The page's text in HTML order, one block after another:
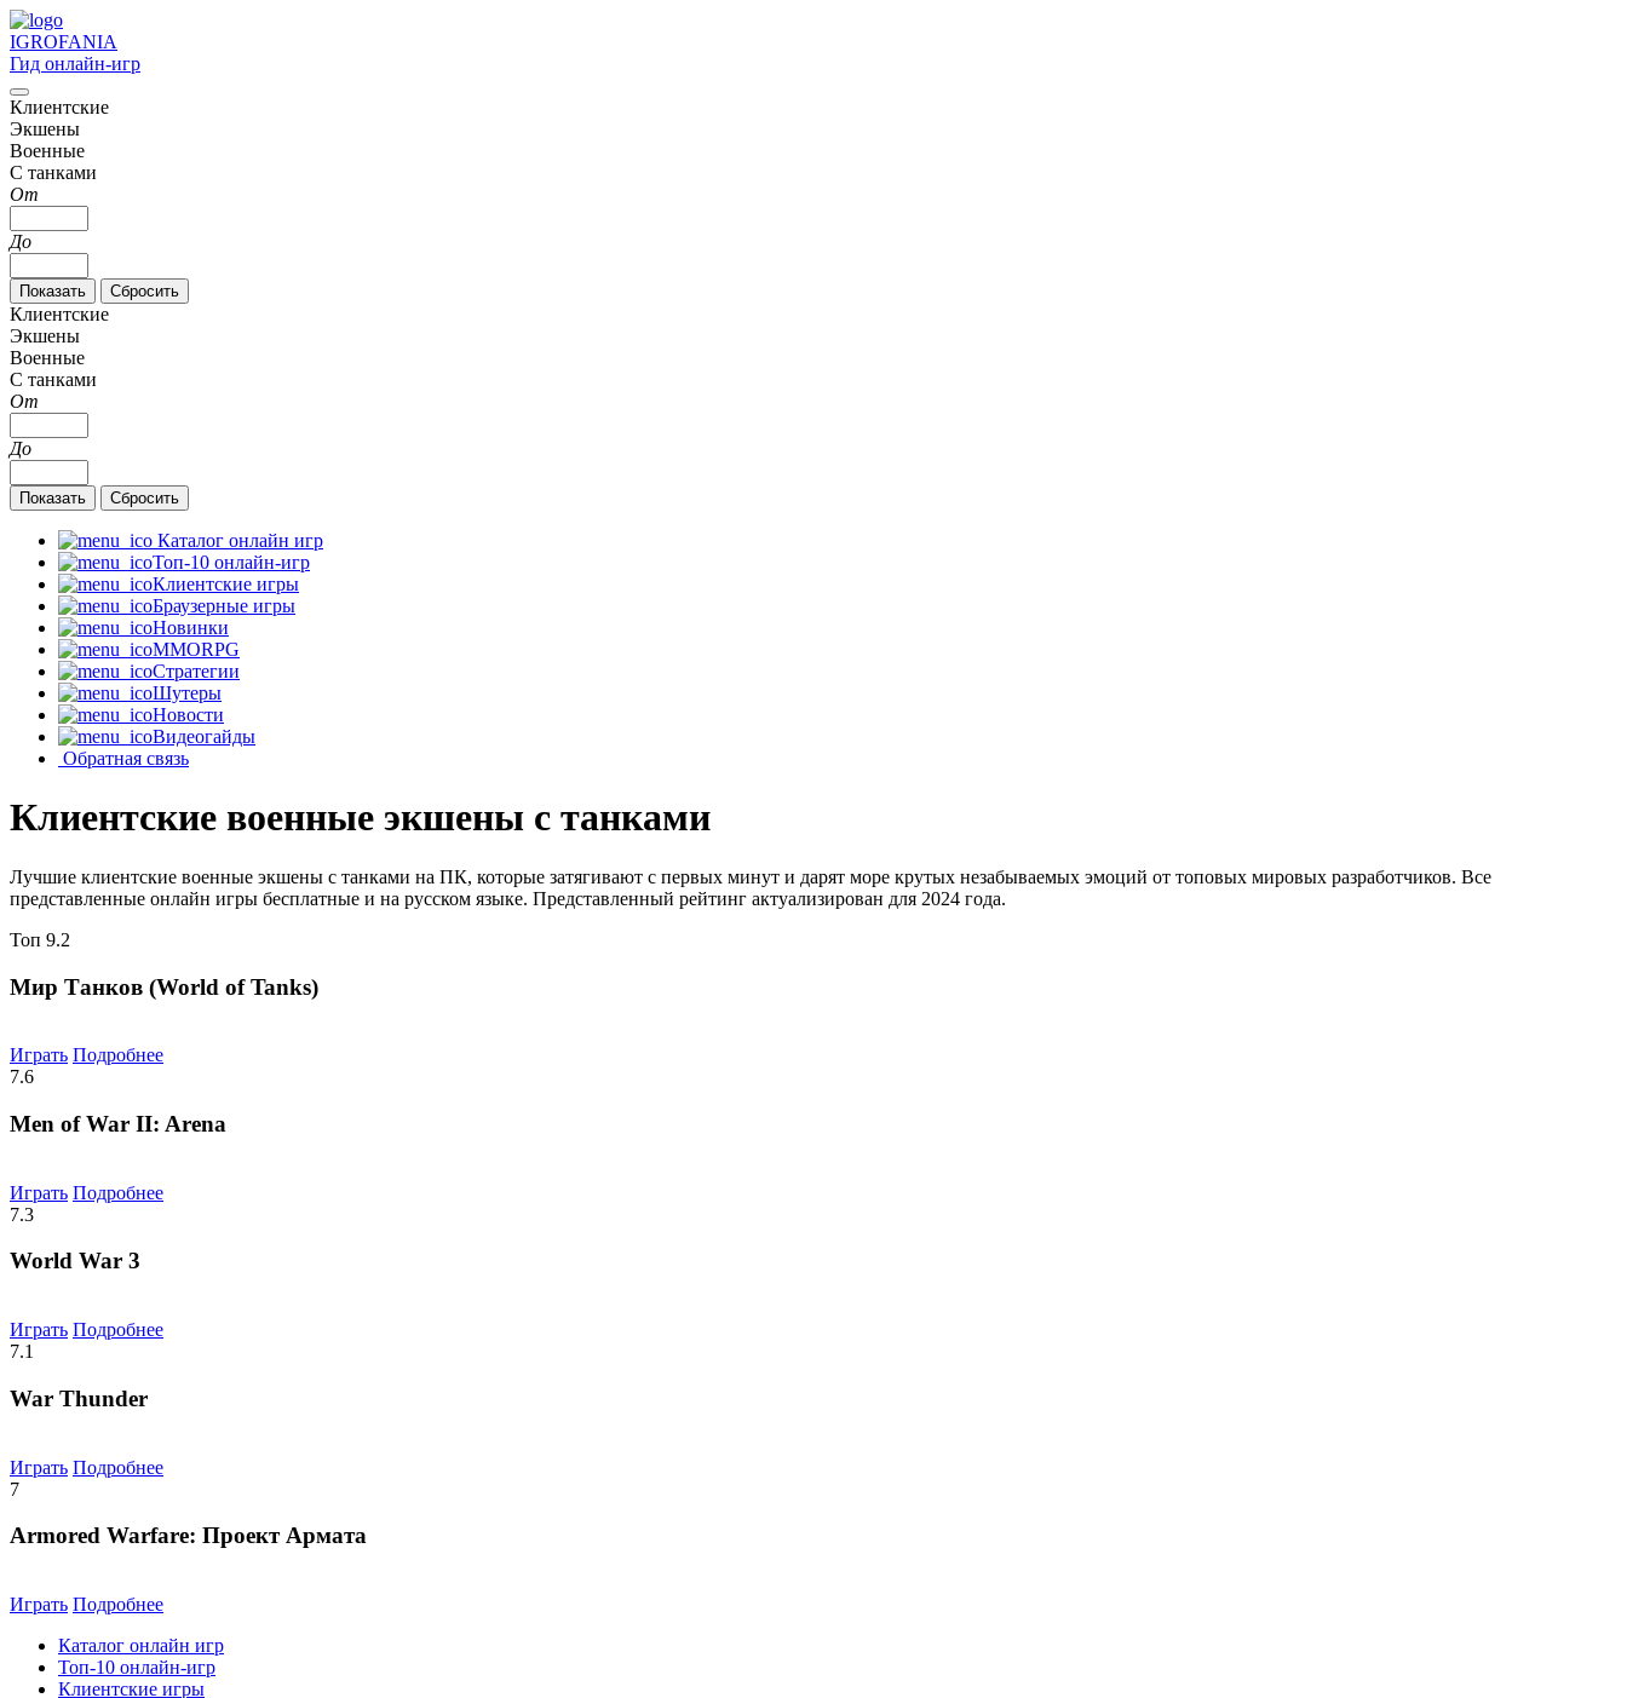
IGROFANIA
Гид онлайн-игр
Клиентские
Экшены
Военные
С танками
От
До
Клиентские
Экшены
Военные
С танками
От
До
Каталог онлайн игр
Топ-10 онлайн-игр
Клиентские игры
Браузерные игры
Новинки
MMORPG
Стратегии
Шутеры
Новости
Видеогайды
Обратная связь
Клиентские военные экшены с танками
Лучшие клиентские военные экшены с танками на ПК, которые затягивают с первых минут и дарят море крутых незабываемых эмоций от топовых мировых разработчиков. Все
представленные онлайн игры бесплатные и на русском языке. Представленный рейтинг актуализирован для 2024 года.
Топ 9.2
Мир Танков (World of Tanks)
Играть Подробнее
7.6
Men of War II: Arena
Играть Подробнее
7.3
World War 3
Играть Подробнее
7.1
War Thunder
Играть Подробнее
7
Armored Warfare: Проект Армата
Играть Подробнее
Каталог онлайн игр
Топ-10 онлайн-игр
Клиентские игры